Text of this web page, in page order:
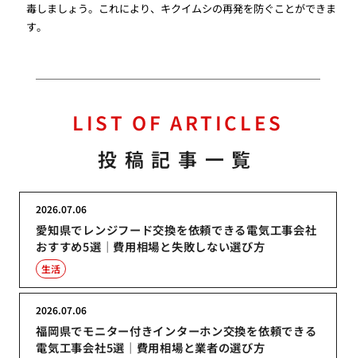
毒しましょう。これにより、キクイムシの再発を防ぐことができま
す。
LIST OF ARTICLES
投稿記事一覧
愛知県でレンジフード交換を依頼できる電気工事会社
おすすめ5選｜費用相場と失敗しない選び方
2026.07.06
生活
福岡県でモニター付きインターホン交換を依頼できる
電気工事会社5選｜費用相場と業者の選び方
2026.07.06